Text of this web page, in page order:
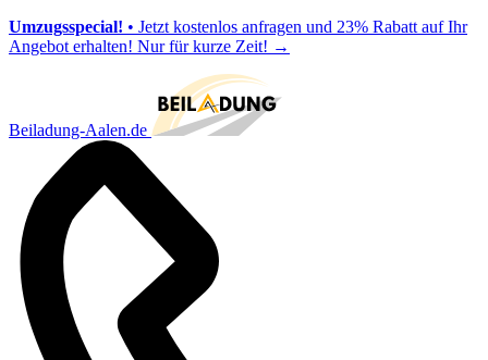
Umzugsspecial! • Jetzt kostenlos anfragen und 23% Rabatt auf Ihr
Angebot erhalten! Nur für kurze Zeit! →
Beiladung-Aalen.de